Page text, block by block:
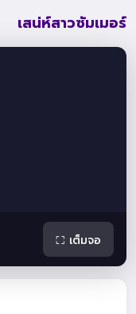
เสน่ห์สาวซัมเมอร์
⛶ เต็มจอ